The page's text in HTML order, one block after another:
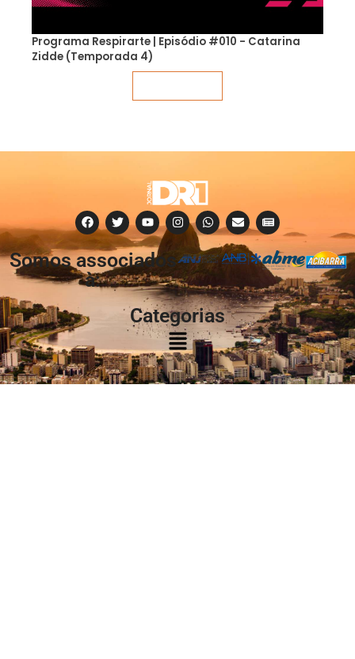
Programa Respirarte | Episódio #010 - Catarina
Zidde (Temporada 4)
Somos associados
à:
Categorias